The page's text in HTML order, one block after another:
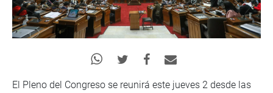
El Pleno del Congreso se reunirá este jueves 2 desde las